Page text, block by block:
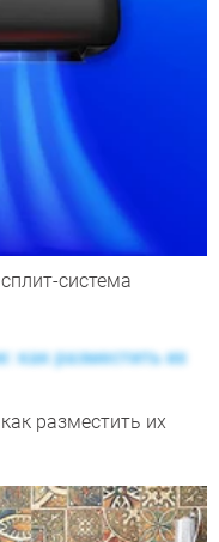
система
разместить их